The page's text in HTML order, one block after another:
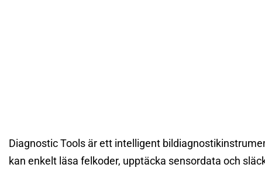
Diagnostic Tools är ett intelligent
kan enkelt läsa felkoder, upptäcka sensordata och